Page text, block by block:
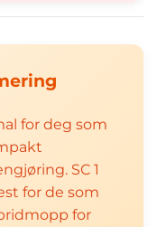
for deg som
SC 1
for de som
for